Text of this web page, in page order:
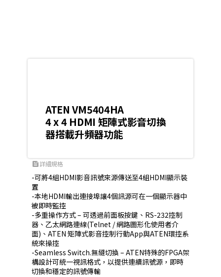
ATEN VM5404HA
4 x 4 HDMI 矩陣式影音切換
器搭載升頻器功能
feed詳細規格
-可將4組HDMI影音訊號來源傳送至4組HDMI顯示裝
置
-本地HDMI輸出連接埠讓4個訊源可在一個顯示器中
被即時監控
-多重操作方式 – 可透過前面板按鍵、RS-232控制
器、乙太網路連線(Telnet / 網路圖形化使用者介
面)、ATEN 矩陣式影音控制行動App與ATEN環控系
統來操控
-Seamless Switch.無縫切換 – ATEN特殊的FPGA架
構設計可統一視訊格式，以提供連續訊號源，即時
切換和穩定的訊號傳輸